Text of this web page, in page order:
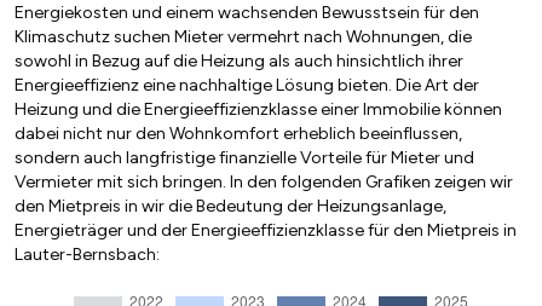
Energiekosten und einem wachsenden Bewusstsein für den
Klimaschutz suchen Mieter vermehrt nach Wohnungen, die
sowohl in Bezug auf die Heizung als auch hinsichtlich ihrer
Energieeffizienz eine nachhaltige Lösung bieten. Die Art der
Heizung und die Energieeffizienzklasse einer Immobilie können
dabei nicht nur den Wohnkomfort erheblich beeinflussen,
sondern auch langfristige finanzielle Vorteile für Mieter und
Vermieter mit sich bringen. In den folgenden Grafiken zeigen wir
den Mietpreis in wir die Bedeutung der Heizungsanlage,
Energieträger und der Energieeffizienzklasse für den Mietpreis in
Lauter-Bernsbach: